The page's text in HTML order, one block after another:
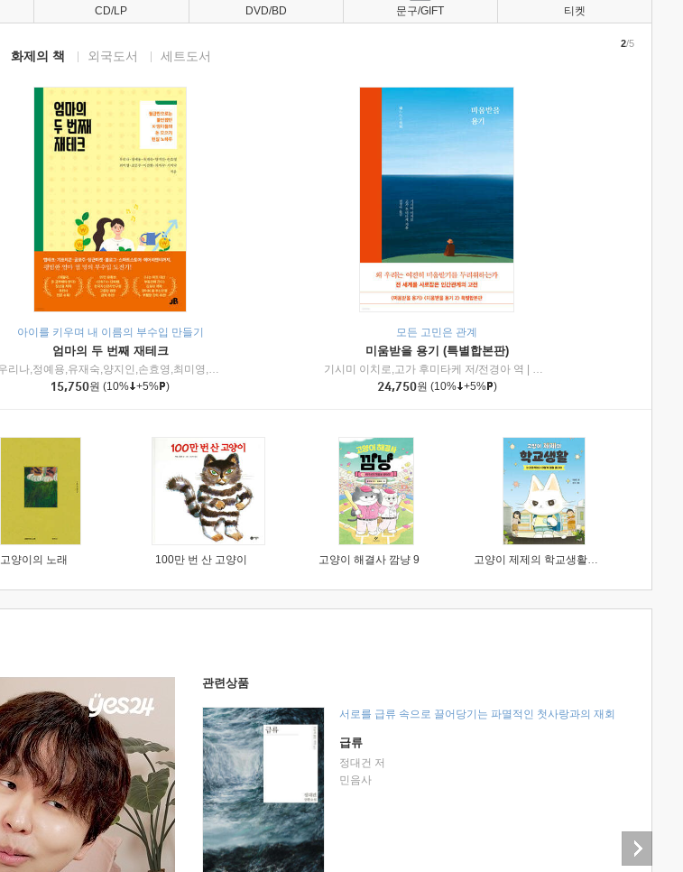
화제의 책 외국도서 세트도서
아이를 키우며 내 이름의 부수입 만들기
엄마의 두 번째 재테크
우리나,정예용,유재숙,양지인,손효영,최미영,조민주,이진현,차미숙,서미숙 저 | 제이브리즈북스
15,750원 (10% +5% )
모든 고민은 관계
미움받을 용기 (특별합본판)
기시미 이치로,고가 후미타케 저/전경아 역
인플루엔셜
24,750원 (10% +5% )
2/5
고양이의 노래 100만 번 산 고양이 고양이 해결사 깜냥 9 고양이 제제의 학교생활 1 : 초등학생이 이렇게 힘들 줄이야
CD/LP DVD/BD 문구/GIFT 티켓
관련상품
서로를 급류 속으로 끌어당기는 파멸적인 첫사랑과의 재회
급류
정대건 저
민음사